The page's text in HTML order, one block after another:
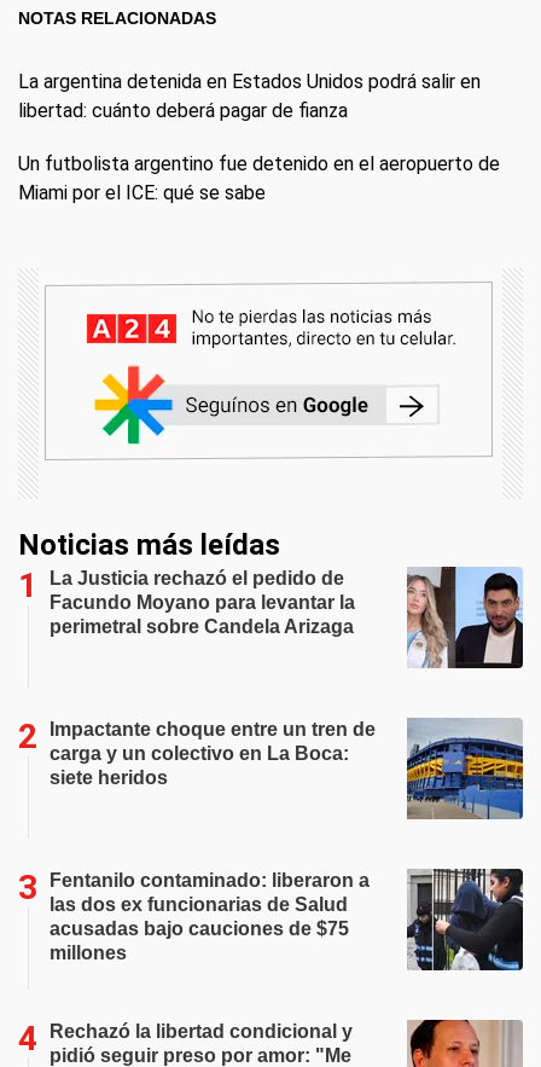
NOTAS RELACIONADAS
La argentina detenida en Estados Unidos podrá salir en
libertad: cuánto deberá pagar de fianza
Un futbolista argentino fue detenido en el aeropuerto de
Miami por el ICE: qué se sabe
Noticias más leídas
La Justicia rechazó el pedido de
Facundo Moyano para levantar la
perimetral sobre Candela Arizaga
Impactante choque entre un tren de
carga y un colectivo en La Boca:
siete heridos
Fentanilo contaminado: liberaron a
las dos ex funcionarias de Salud
acusadas bajo cauciones de $75
millones
Rechazó la libertad condicional y
pidió seguir preso por amor: "Me